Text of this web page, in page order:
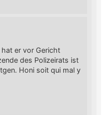
er vor Gericht
des Polizeirats ist
Honi soit qui mal y